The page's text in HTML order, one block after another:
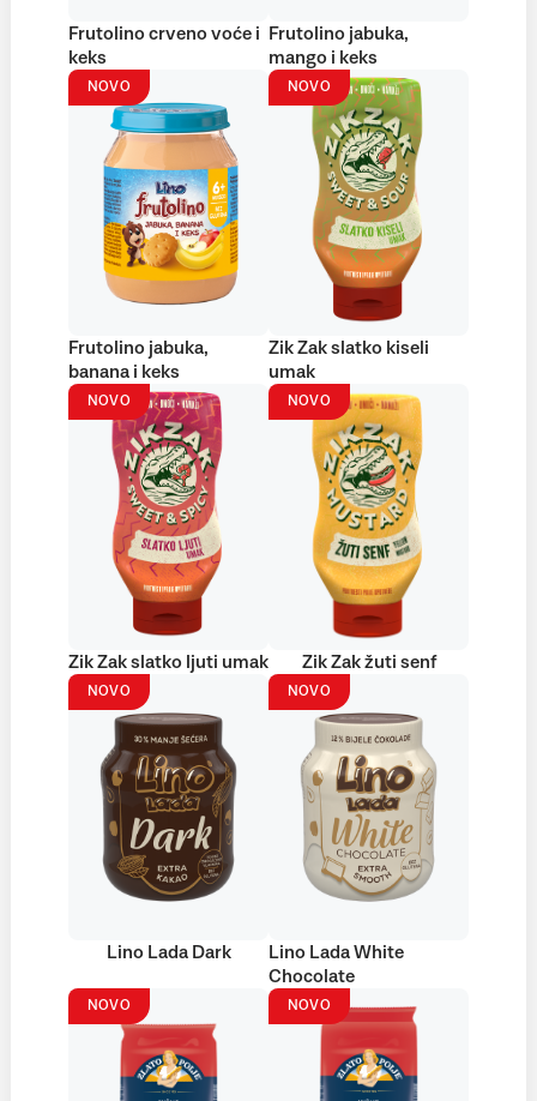
Frutolino crveno voće i
keks
Frutolino jabuka,
mango i keks
NOVO
Frutolino jabuka,
banana i keks
NOVO
Zik Zak slatko kiseli
umak
NOVO
Zik Zak slatko ljuti umak
NOVO
Zik Zak žuti senf
NOVO
Lino Lada Dark
NOVO
Lino Lada White
Chocolate
NOVO NOVO